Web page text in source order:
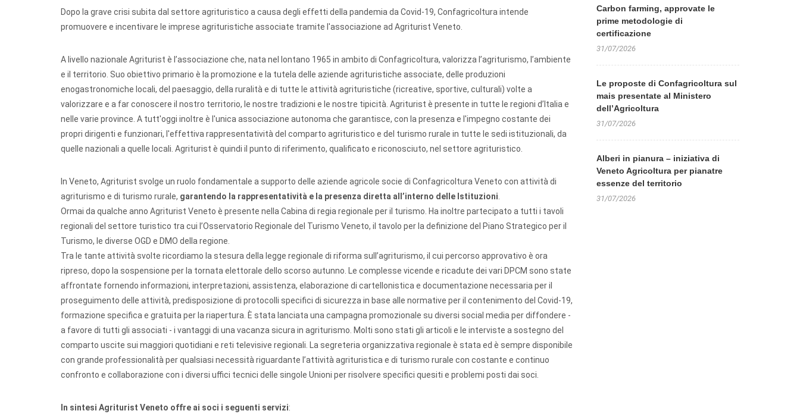
Dopo la grave crisi subita dal settore agrituristico a causa degli effetti della pandemia da Covid-19, Confagricoltura intende
promuovere e incentivare le imprese agrituristiche associate tramite l'associazione ad Agriturist Veneto.
A livello nazionale Agriturist è l’associazione che, nata nel lontano 1965 in ambito di Confagricoltura, valorizza l’agriturismo, l’ambiente
e il territorio. Suo obiettivo primario è la promozione e la tutela delle aziende agrituristiche associate, delle produzioni
enogastronomiche locali, del paesaggio, della ruralità e di tutte le attività agrituristiche (ricreative, sportive, culturali) volte a
valorizzare e a far conoscere il nostro territorio, le nostre tradizioni e le nostre tipicità. Agriturist è presente in tutte le regioni d’Italia e
nelle varie province. A tutt'oggi inoltre è l'unica associazione autonoma che garantisce, con la presenza e l'impegno costante dei
propri dirigenti e funzionari, l'effettiva rappresentatività del comparto agrituristico e del turismo rurale in tutte le sedi istituzionali, da
quelle nazionali a quelle locali. Agriturist è quindi il punto di riferimento, qualificato e riconosciuto, nel settore agrituristico.
In Veneto, Agriturist svolge un ruolo fondamentale a supporto delle aziende agricole socie di Confagricoltura Veneto con attività di
agriturismo e di turismo rurale, garantendo la rappresentatività e la presenza diretta all’interno delle Istituzioni
Ormai da qualche anno Agriturist Veneto è presente nella Cabina di regia regionale per il turismo. Ha inoltre partecipato a tutti i tavoli
regionali del settore turistico tra cui l’Osservatorio Regionale del Turismo Veneto, il tavolo per la definizione del Piano Strategico per il
Turismo, le diverse OGD e DMO della regione.
Tra le tante attività svolte ricordiamo la stesura della legge regionale di riforma sull’agriturismo, il cui percorso approvativo è ora
ripreso, dopo la sospensione per la tornata elettorale dello scorso autunno. Le complesse vicende e ricadute dei vari DPCM sono state
affrontate fornendo informazioni, interpretazioni, assistenza, elaborazione di cartellonistica e documentazione necessaria per il
proseguimento delle attività, predisposizione di protocolli specifici di sicurezza in base alle normative per il contenimento del Covid-19,
formazione specifica e gratuita per la riapertura. È stata lanciata una campagna promozionale su diversi social media per diffondere -
a favore di tutti gli associati - i vantaggi di una vacanza sicura in agriturismo. Molti sono stati gli articoli e le interviste a sostegno del
comparto uscite sui maggiori quotidiani e reti televisive regionali. La segreteria organizzativa regionale è stata ed è sempre disponibile
con grande professionalità per qualsiasi necessità riguardante l’attività agrituristica e di turismo rurale con costante e continuo
confronto e collaborazione con i diversi uffici tecnici delle singole Unioni per risolvere specifici quesiti e problemi posti dai soci.
In sintesi Agriturist Veneto offre ai soci i seguenti servizi:
Carbon farming, approvate le
prime metodologie di
certificazione
31/07/2026
Le proposte di Confagricoltura sul
mais presentate al Ministero
dell’Agricoltura
31/07/2026
Alberi in pianura – iniziativa di
Veneto Agricoltura per pianatre
essenze del territorio
31/07/2026